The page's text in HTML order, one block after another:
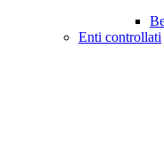
Enti controllati